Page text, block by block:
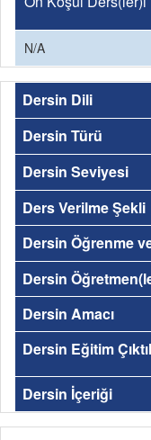
N/A
Dersin Dili
Dersin Türü
Dersin Seviyesi
Ders Verilme Şekli
Dersin Öğrenme
Dersin
Dersin Amacı
Dersin Eğitim
Dersin İçeriği